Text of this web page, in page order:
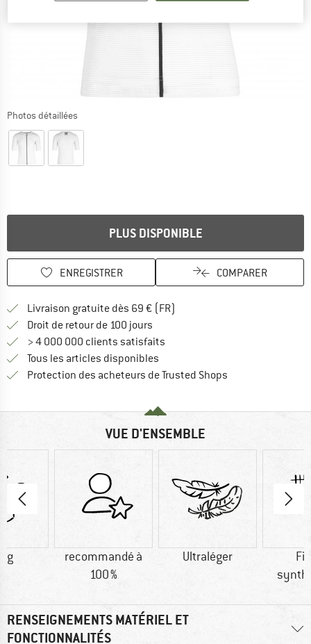
Photos détaillées
PLUS DISPONIBLE
ENREGISTRER COMPARER
Livraison gratuite dès 69 € (FR)
Droit de retour de 100 jours
> 4 000 000 clients satisfaits
Tous les articles disponibles
Protection des acheteurs de Trusted Shops
VUE D'ENSEMBLE
g
recommandé à
100 %
Ultraléger
RENSEIGNEMENTS MATÉRIEL ET
FONCTIONNALITÉS